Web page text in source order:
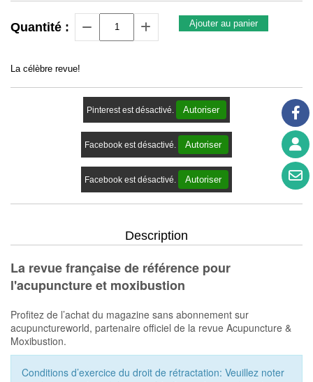
Quantité : Ajouter au panier
La célèbre revue!
Pinterest est désactivé. Autoriser
Facebook est désactivé. Autoriser
Facebook est désactivé. Autoriser
Description
La revue française de référence pour
l'acupuncture et moxibustion
Profitez de l’achat du magazine sans abonnement sur
acupunctureworld, partenaire officiel de la revue Acupuncture &
Moxibustion.
Conditions d’exercice du droit de rétractation: Veuillez noter